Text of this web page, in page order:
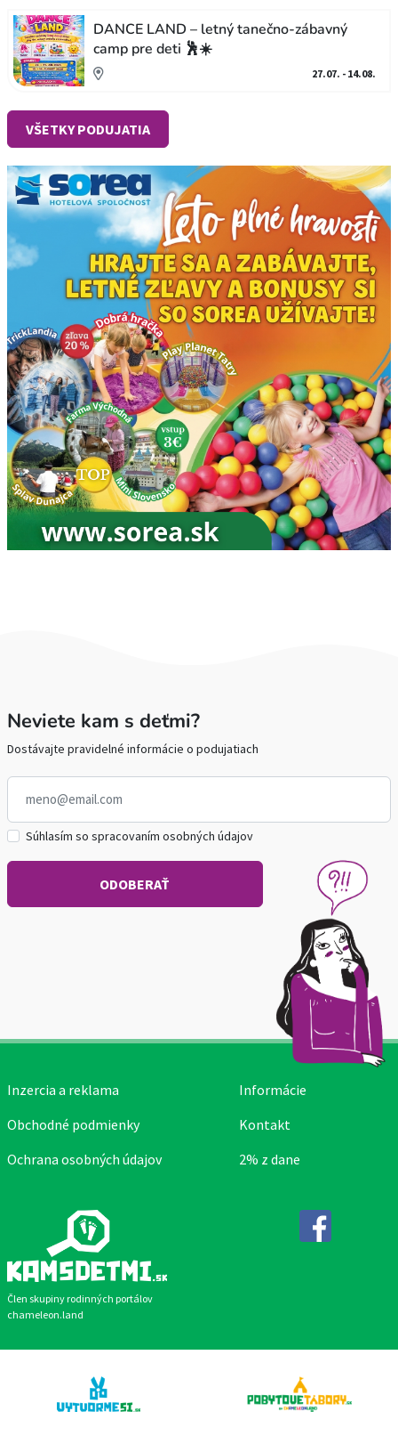
DANCE LAND – letný tanečno-zábavný
camp pre deti 🕺☀️
27.07. - 14.08.
VŠETKY PODUJATIA
Neviete kam s deťmi?
Dostávajte pravidelné informácie o podujatiach
Súhlasím so spracovaním osobných údajov
Člen skupiny rodinných portálov
chameleon.land
Inzercia a reklama
Obchodné podmienky
Ochrana osobných údajov
Informácie
Kontakt
2% z dane